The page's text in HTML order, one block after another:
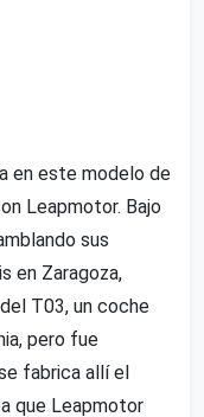
en este modelo de
Leapmotor. Bajo
sus
en Zaragoza,
T03, un coche
pero fue
fabrica allí el
que Leapmotor